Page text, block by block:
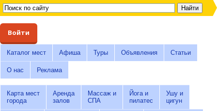
Войти
Каталог мест Афиша Туры Объявления Статьи
О нас Реклама
Карта мест
города
Аренда
залов
Массаж и
СПА
Йога и
пилатес
Ушу и
цигун